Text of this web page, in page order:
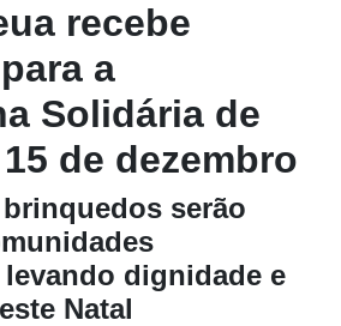
recebe
a
Solidária de
de dezembro
serão
dignidade e
Natal